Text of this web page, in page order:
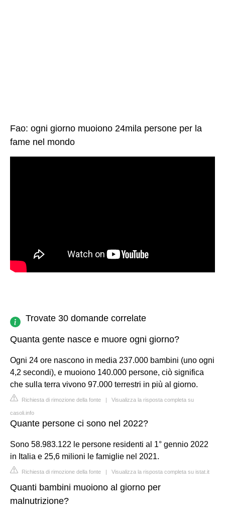
Fao: ogni giorno muoiono 24mila persone per la
fame nel mondo
Trovate 30 domande correlate
Quanta gente nasce e muore ogni giorno?
Ogni 24 ore nascono in media 237.000 bambini (uno ogni
4,2 secondi), e muoiono 140.000 persone, ciò significa
che sulla terra vivono 97.000 terrestri in più al giorno.
Richiesta di rimozione della fonte | Visualizza la risposta completa su
casoli.info
Quante persone ci sono nel 2022?
Sono 58.983.122 le persone residenti al 1° gennio 2022
in Italia e 25,6 milioni le famiglie nel 2021.
Richiesta di rimozione della fonte | Visualizza la risposta completa su istat.it
Quanti bambini muoiono al giorno per
malnutrizione?